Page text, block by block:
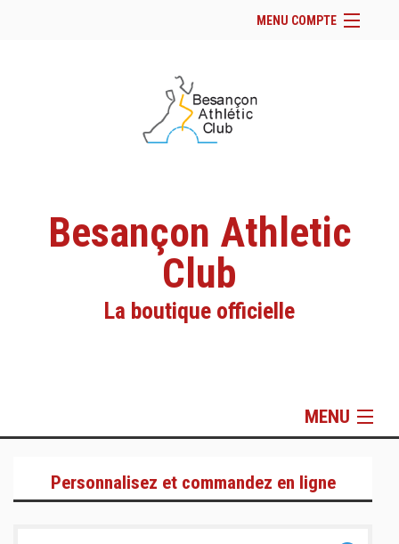
MENU COMPTE
Site Web du club
Se connecter
Panier (vide
Besançon Athletic
Club
La boutique officielle
MENU
Sacs et Accessoires
Personnalisez et commandez en ligne